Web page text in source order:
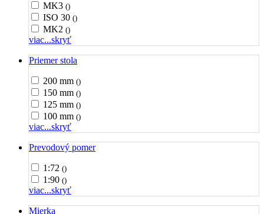
MK3 ()
ISO 30 ()
MK2 ()
viac...skryť
Priemer stola
200 mm ()
150 mm ()
125 mm ()
100 mm ()
viac...skryť
Prevodový pomer
1:72 ()
1:90 ()
viac...skryť
Mierka